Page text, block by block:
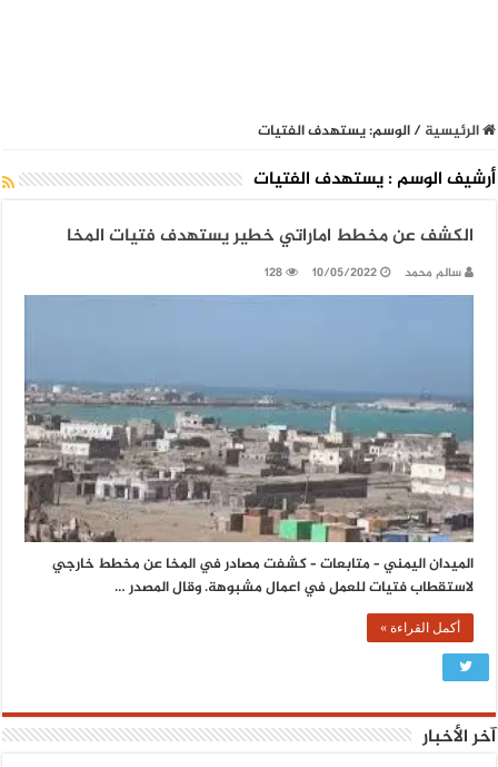
الرئيسية/الوسم:يستهدف الفتيات
أرشيف الوسم :يستهدف الفتيات
الكشف عن مخطط اماراتي خطير يستهدف فتيات المخا
سالم محمد 10/05/2022
128
الميدان اليمني – متابعات – كشفت مصادر في المخا عن مخطط خارجي
لاستقطاب فتيات للعمل في اعمال مشبوهة. وقال المصدر …
أكمل القراءة »
آخر الأخبار